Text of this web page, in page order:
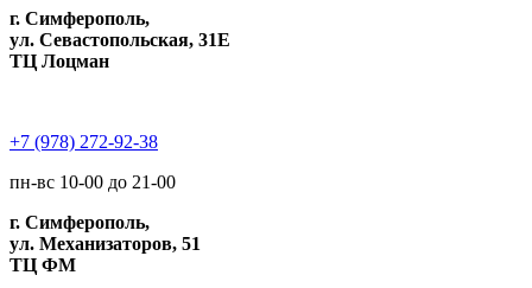
г. Симферополь,
ул. Севастопольская, 31Е
ТЦ Лоцман
+7 (978) 272-92-38
пн-вс 10-00 до 21-00
г. Симферополь,
ул. Механизаторов, 51
ТЦ ФМ